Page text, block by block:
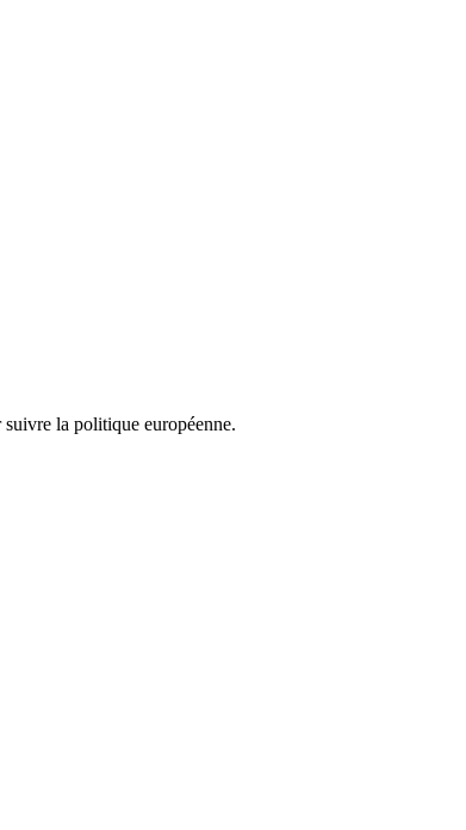
suivre la politique européenne.